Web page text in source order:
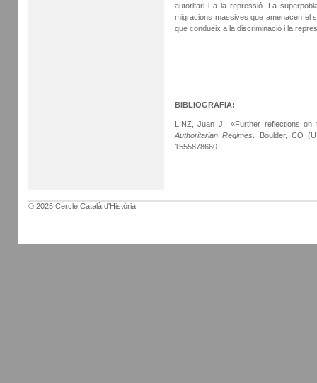
autoritari i a la repressió. La
migracions massives que amenacen el
que condueix a la discriminació i la
BIBLIOGRAFIA:
LINZ, Juan J.; «Further reflections on
Authoritarian Regimes
. Boulder, CO
1555878660.
© 2025 Cercle Català d'Història